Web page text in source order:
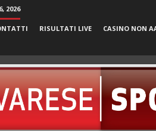
2026
RISULTATI LIVE CASINO NON